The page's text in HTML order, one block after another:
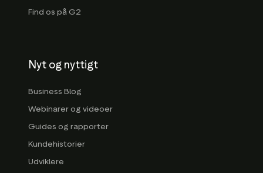
Find os på G2
Nyt og nyttigt
Business Blog
Webinarer og videoer
Guides og rapporter
Kundehistorier
Udviklere